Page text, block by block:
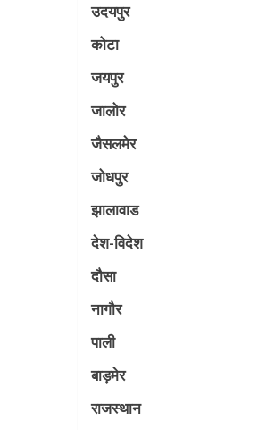
उदयपुर
कोटा
जयपुर
जालोर
जैसलमेर
जोधपुर
झालावाड
देश-विदेश
दौसा
नागौर
पाली
बाड़मेर
राजस्थान